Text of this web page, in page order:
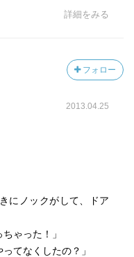
詳細をみる
フォロー
2013.04.25
にノックがして、ドア
ゃった！」
てなくしたの？」